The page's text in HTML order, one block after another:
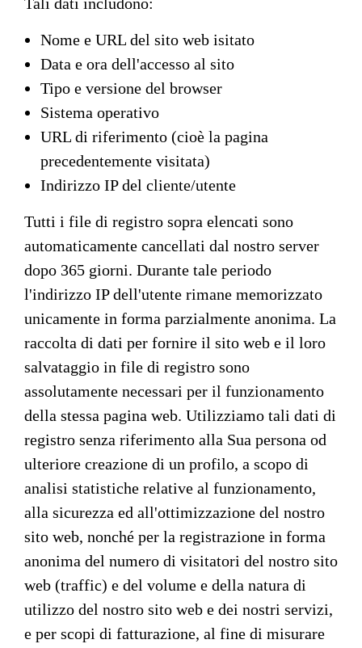
Nome e URL del sito web isitato
Data e ora dell'accesso al sito
Tipo e versione del browser
Sistema operativo
URL di riferimento (cioè la pagina
precedentemente visitata)
Indirizzo IP del cliente/utente
Tutti i file di registro sopra elencati sono
automaticamente cancellati dal nostro server
dopo 365 giorni. Durante tale periodo
l'indirizzo IP dell'utente rimane memorizzato
unicamente in forma parzialmente anonima. La
raccolta di dati per fornire il sito web e il loro
salvataggio in file di registro sono
assolutamente necessari per il funzionamento
della stessa pagina web. Utilizziamo tali dati di
registro senza riferimento alla Sua persona od
ulteriore creazione di un profilo, a scopo di
analisi statistiche relative al funzionamento,
alla sicurezza ed all'ottimizzazione del nostro
sito web, nonché per la registrazione in forma
anonima del numero di visitatori del nostro sito
web (traffic) e del volume e della natura di
utilizzo del nostro sito web e dei nostri servizi,
e per scopi di fatturazione, al fine di misurare